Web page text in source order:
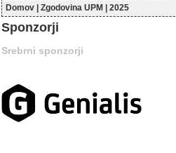
Nahajate se tukaj
Domov Zgodovina UPM 2025
Sponzorji
Srebrni sponzorji